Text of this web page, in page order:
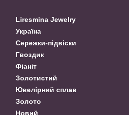
Liresmina Jewelry
Україна
Сережки-підвіски
Гвоздик
Фіаніт
Золотистий
Ювелірний сплав
Золото
Новий